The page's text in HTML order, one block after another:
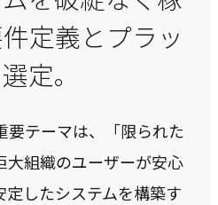
定義とプラッ
定。
要テーマは、「限られた
大組織のユーザーが安心
定したシステムを構築す